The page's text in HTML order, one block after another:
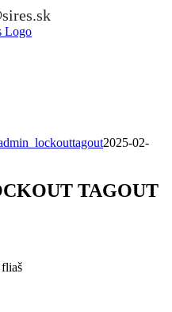
2025-02-
TAGOUT